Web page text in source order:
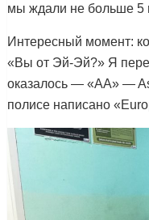
мы ждали не больше 5
Интересный момент:
«Вы от Эй-Эй?» Я
оказалось — «AA» —
полисе написано